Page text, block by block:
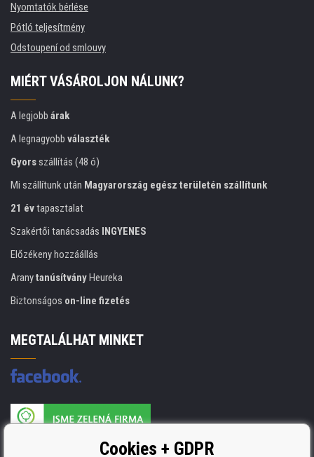
Nyomtatók bérlése
Pótló teljesítmény
Odstoupení od smlouvy
MIÉRT VÁSÁROLJON NÁLUNK?
A legjobb árak
A legnagyobb választék
Gyorsszállítás (48 ó)
Mi szállítunk után Magyarország egész területén szállítunk
21 évtapasztalat
Szakértői tanácsadás
INGYENES
Előzékeny hozzáállás
Aranytanúsítvány Heureka
Biztonságos on-line fizetés
MEGTALÁLHAT MINKET
A nyomtatási kellékek gyártója ISO 9001 tanúsítvánnyal rendelkezik
Cookies + GDPR